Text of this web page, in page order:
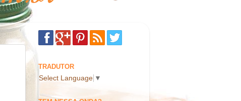
TRADUTOR
Select Language ▼